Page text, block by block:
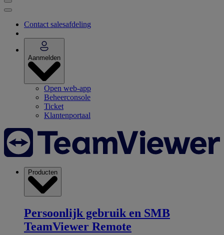
Contact salesafdeling
Aanmelden
Open web-app
Beheerconsole
Ticket
Klantenportaal
Producten
Persoonlijk gebruik en SMB
TeamViewer Remote